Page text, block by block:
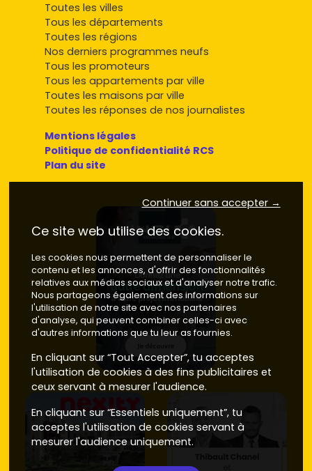
Toutes les villes
Tous les départements
Toutes les régions
Nos derniers programmes neufs
Tous les promoteurs
Tous les appartements par ville
Toutes les maisons par ville
Toutes les réponses de nos journalistes
Mentions légales
Politique de confidentialité RCS
Plan du site
Continuer sans accepter →
Ce site web utilise des cookies.
Les cookies nous permettent de personnaliser le
contenu et les annonces, d'offrir des fonctionnalités
relatives aux médias sociaux et d'analyser notre trafic.
Nous partageons également des informations sur
l'utilisation de notre site avec nos partenaires
d'analyse, qui peuvent combiner celles-ci avec
d'autres informations que tu leur as fournies.
En cliquant sur “Tout Accepter”, tu acceptes
l'utilisation de cookies à des fins publicitaires et
ceux servant à mesurer l'audience.
En cliquant sur “Essentiels uniquement”, tu
acceptes l'utilisation de cookies servant à
mesurer l'audience uniquement.